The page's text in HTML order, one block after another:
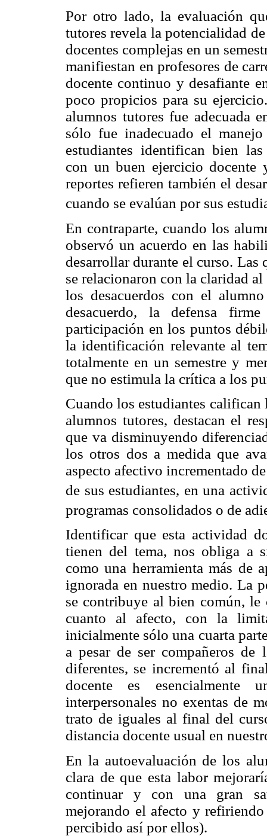
Por otro lado, la evaluación
tutores revela la potencialidad
docentes complejas en un
manifiestan en profesores de
docente continuo y desafiante
poco propicios para su
alumnos tutores fue adecuada
sólo fue inadecuado el
estudiantes identifican bien
con un buen ejercicio docente
reportes refieren también el
cuando se evalúan por sus
En contraparte, cuando los
observó un acuerdo en las
desarrollar durante el curso. Las
se relacionaron con la claridad
los desacuerdos con el
desacuerdo, la defensa
participación en los puntos
la identificación relevante al
totalmente en un semestre y
que no estimula la crítica a los
Cuando los estudiantes
alumnos tutores, destacan el
que va disminuyendo
los otros dos a medida que
aspecto afectivo incrementado
de sus estudiantes, en una
programas consolidados o de
Identificar que esta actividad
tienen del tema, nos obliga a
como una herramienta más de
ignorada en nuestro medio. La
se contribuye al bien común,
cuanto al afecto, con la
inicialmente sólo una cuarta
a pesar de ser compañeros de
diferentes, se incrementó al
docente es esencialmente
interpersonales no exentas de
trato de iguales al final del
distancia docente usual en
En la autoevaluación de los
clara de que esta labor
continuar y con una gran
mejorando el afecto y
percibido así por ellos).